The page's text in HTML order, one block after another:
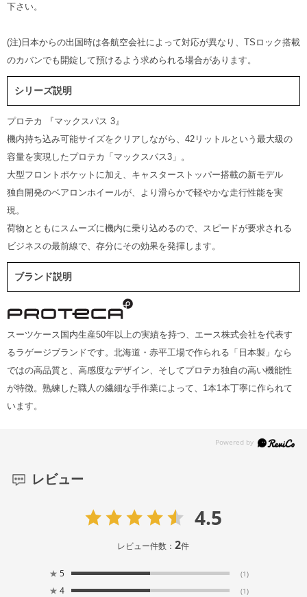
下さい。
(注)日本からの出国時は各航空会社によって対応が異なり、TSロック搭載
のカバンでも開錠して預けるよう求められる場合があります。
シリーズ説明
プロテカ 『マックスパス 3』
機内持ち込み可能サイズをクリアしながら、42リットルという最大級の
容量を実現したプロテカ「マックスパス3」。
大型フロントポケットに加え、キャスターストッパー搭載の新モデル
独自開発のベアロンホイールが、より滑らかで軽やかな走行性能を実
現。
荷物とともにスムーズに機内に乗り込めるので、スピードが要求される
ビジネスの最前線で、存分にその効果を発揮します。
ブランド説明
スーツケース国内生産50年以上の実績を持つ、エース株式会社を代表す
るラゲージブランドです。北海道・赤平工場で作られる「日本製」なら
ではの高品質と、高感度なデザイン、そしてプロテカ独自の高い機能性
が特徴。熟練した職人の繊細な手作業によって、1本1本丁寧に作られて
います。
レビュー
4.5
レビュー件数：2件
★ 5 (1)
★ 4 (1)